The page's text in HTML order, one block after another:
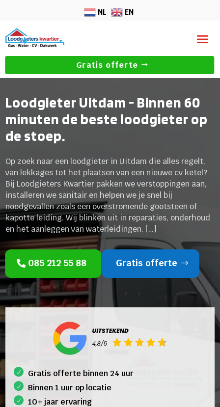
NL EN
Gratis offerte
Loodgieter Uitdam - Binnen 60
minuten de beste loodgieter op
de stoep.
Op zoek naar een loodgieter in Uitdam die alles regelt,
van lekkages tot het plaatsen van een nieuwe cv ketel?
Bij Loodgieters Kwartier pakken we verstoppingen aan,
installeren we sanitair en helpen we je snel bij
noodgevallen zoals een overstromende gootsteen of
kapotte leiding. Wij blinken uit in reparaties, onderhoud
en het aanleggen van waterleidingen. […]
085 212 55 88 Gratis offerte
Gratis offerte binnen 24 uur
Binnen 1 uur op locatie
10+ jaar ervaring